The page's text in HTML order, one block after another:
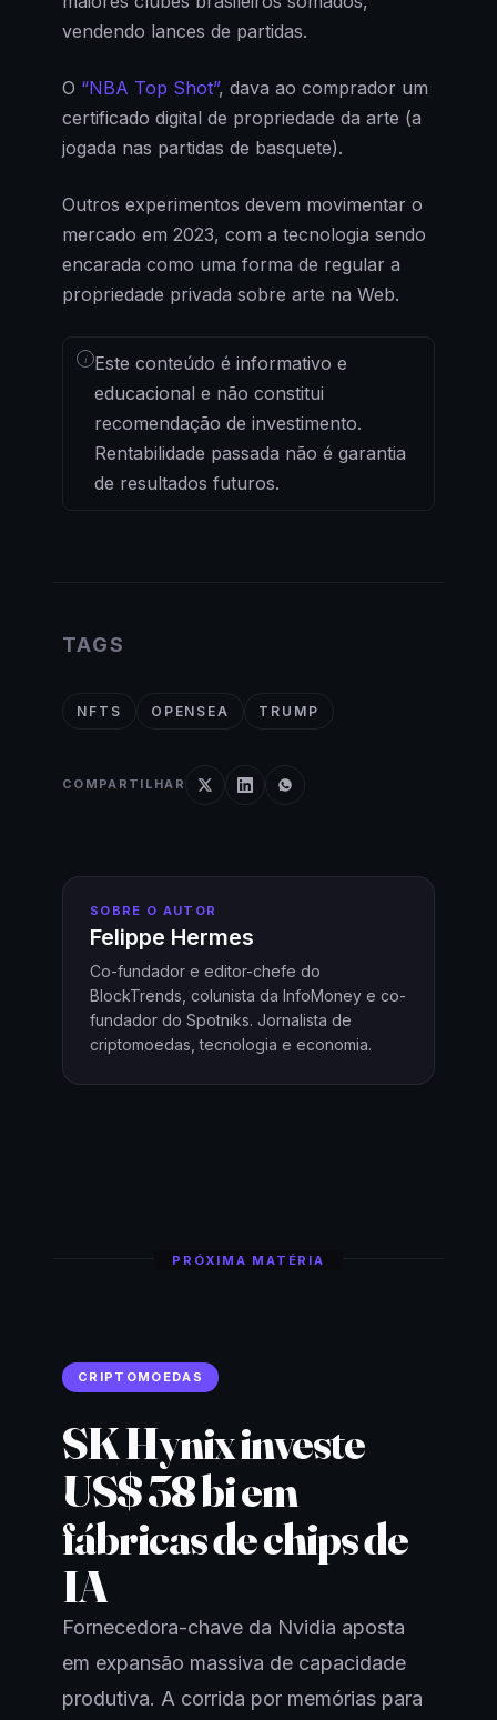
vendendo lances de partidas.
O “NBA Top Shot”, dava ao comprador um
certificado digital de propriedade da arte (a
jogada nas partidas de basquete).
Outros experimentos devem movimentar o
mercado em 2023, com a tecnologia sendo
encarada como uma forma de regular a
propriedade privada sobre arte na Web.
i Este conteúdo é informativo e
educacional e não constitui
recomendação de investimento.
Rentabilidade passada não é garantia
de resultados futuros.
TAGS
NFTS OPENSEA TRUMP
COMPARTILHAR
SOBRE O AUTOR
Felippe Hermes
Co-fundador e editor-chefe do
BlockTrends, colunista da InfoMoney e co-
fundador do Spotniks. Jornalista de
criptomoedas, tecnologia e economia.
PRÓXIMA MATÉRIA
CRIPTOMOEDAS
SK Hynix investe
US$ 38 bi em
fábricas de chips de
IA
Fornecedora-chave da Nvidia aposta
em expansão massiva de capacidade
produtiva. A corrida por memórias para